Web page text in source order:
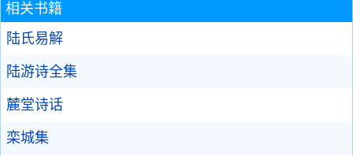
相关书籍
陆氏易解
陆游诗全集
麓堂诗话
栾城集